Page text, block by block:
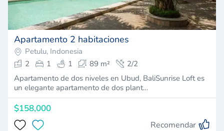
Apartamento 2 habitaciones
Petulu, Indonesia
2
1 1 89 m²
2/2
Apartamento de dos niveles en Ubud, BaliSunrise Loft es
un elegante apartamento de dos plant…
$158,000
Recomendar